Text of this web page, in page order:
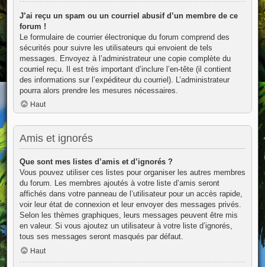
J’ai reçu un spam ou un courriel abusif d’un membre de ce
forum !
Le formulaire de courrier électronique du forum comprend des
sécurités pour suivre les utilisateurs qui envoient de tels
messages. Envoyez à l’administrateur une copie complète du
courriel reçu. Il est très important d’inclure l’en-tête (il contient
des informations sur l’expéditeur du courriel). L’administrateur
pourra alors prendre les mesures nécessaires.
Haut
Amis et ignorés
Que sont mes listes d’amis et d’ignorés ?
Vous pouvez utiliser ces listes pour organiser les autres membres
du forum. Les membres ajoutés à votre liste d’amis seront
affichés dans votre panneau de l’utilisateur pour un accès rapide,
voir leur état de connexion et leur envoyer des messages privés.
Selon les thèmes graphiques, leurs messages peuvent être mis
en valeur. Si vous ajoutez un utilisateur à votre liste d’ignorés,
tous ses messages seront masqués par défaut.
Haut